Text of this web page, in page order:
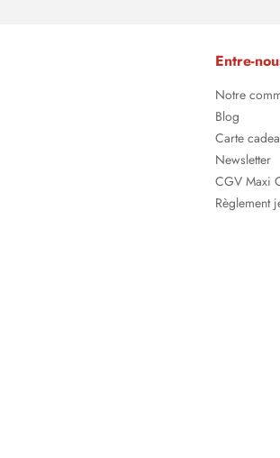
Entre-
Notre
Blog
Carte
Newsletter
CGV Maxi
Règlement